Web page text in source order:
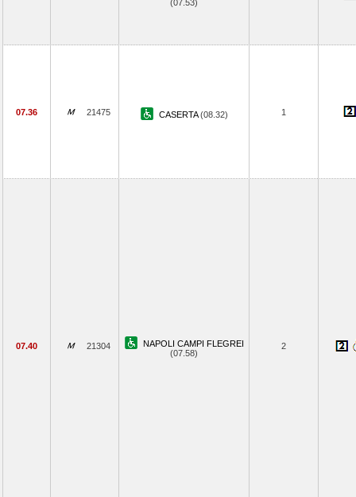
(07.53)
07.36 21475 CASERTA(08.32) 1
07.40 21304
NAPOLI CAMPI FLEGREI
(07.58)
2